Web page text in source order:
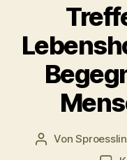
Beitragsautor
Von